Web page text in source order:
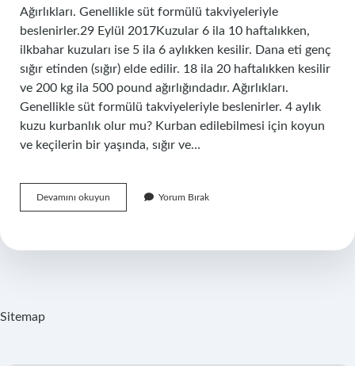
Ağırlıkları. Genellikle süt formülü takviyeleriyle
beslenirler.29 Eylül 2017Kuzular 6 ila 10 haftalıkken,
ilkbahar kuzuları ise 5 ila 6 aylıkken kesilir. Dana eti genç
sığır etinden (sığır) elde edilir. 18 ila 20 haftalıkken kesilir
ve 200 kg ila 500 pound ağırlığındadır. Ağırlıkları.
Genellikle süt formülü takviyeleriyle beslenirler. 4 aylık
kuzu kurbanlık olur mu? Kurban edilebilmesi için koyun
ve keçilerin bir yaşında, sığır ve…
Devamını okuyun
Aylık
Mi
Yorum Bırak
Sitemap